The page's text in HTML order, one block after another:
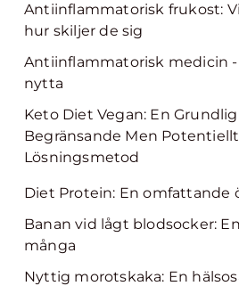
Antiinflammatorisk frukost:
hur skiljer de sig
Antiinflammatorisk medicin -
nytta
Keto Diet Vegan: En
Begränsande Men
Lösningsmetod
Diet Protein: En omfattande
Banan vid lågt blodsocker:
många
Nyttig morotskaka: En